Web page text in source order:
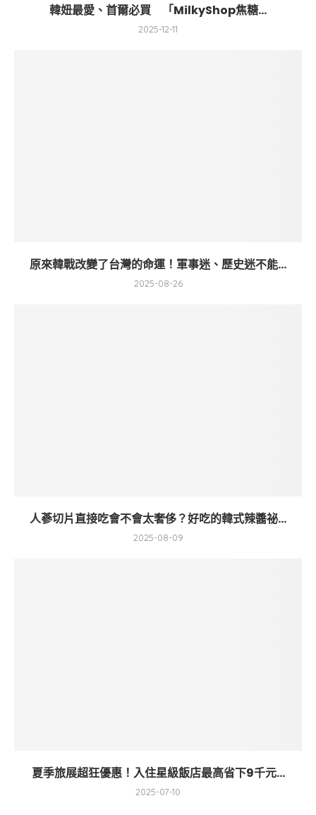
韓妞最愛、首爾必買 「MilkyShop焦糖...
2025-12-11
原來韓戰改變了台灣的命運！軍事迷、歷史迷不能...
2025-08-26
人蔘切片直接吃會不會太奢侈？好吃的韓式辣醬祕...
2025-08-09
夏季旅展超狂優惠！入住星級飯店最高省下9千元...
2025-07-10